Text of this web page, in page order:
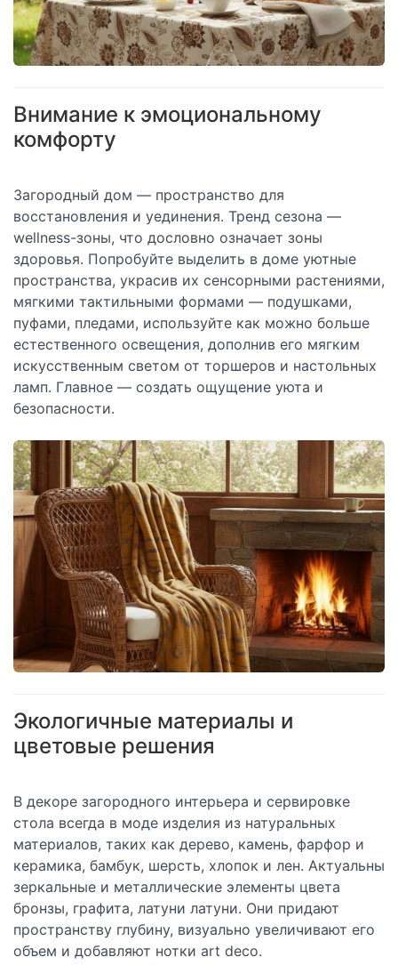
Внимание к эмоциональному
комфорту
Загородный дом — пространство для
восстановления и уединения. Тренд сезона —
wellness-зоны, что дословно означает зоны
здоровья. Попробуйте выделить в доме уютные
пространства, украсив их сенсорными растениями,
мягкими тактильными формами — подушками,
пуфами, пледами, используйте как можно больше
естественного освещения, дополнив его мягким
искусственным светом от торшеров и настольных
ламп. Главное — создать ощущение уюта и
безопасности.
Экологичные материалы и
цветовые решения
В декоре загородного интерьера и сервировке
стола всегда в моде изделия из натуральных
материалов, таких как дерево, камень, фарфор и
керамика, бамбук, шерсть, хлопок и лен. Актуальны
зеркальные и металлические элементы цвета
бронзы, графита, латуни латуни. Они придают
пространству глубину, визуально увеличивают его
объем и добавляют нотки art deco.